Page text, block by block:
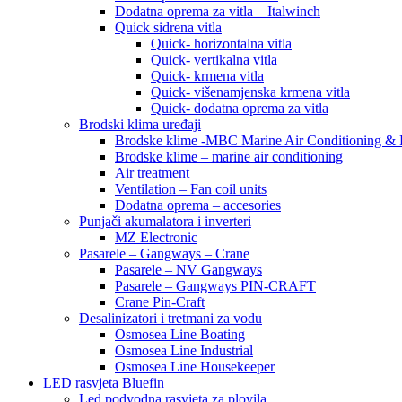
Dodatna oprema za vitla – Italwinch
Quick sidrena vitla
Quick- horizontalna vitla
Quick- vertikalna vitla
Quick- krmena vitla
Quick- višenamjenska krmena vitla
Quick- dodatna oprema za vitla
Brodski klima uređaji
Brodske klime -MBC Marine Air Conditioning &
Brodske klime – marine air conditioning
Air treatment
Ventilation – Fan coil units
Dodatna oprema – accesories
Punjači akumalatora i inverteri
MZ Electronic
Pasarele – Gangways – Crane
Pasarele – NV Gangways
Pasarele – Gangways PIN-CRAFT
Crane Pin-Craft
Desalinizatori i tretmani za vodu
Osmosea Line Boating
Osmosea Line Industrial
Osmosea Line Housekeeper
LED rasvjeta Bluefin
Led podvodna rasvjeta za plovila